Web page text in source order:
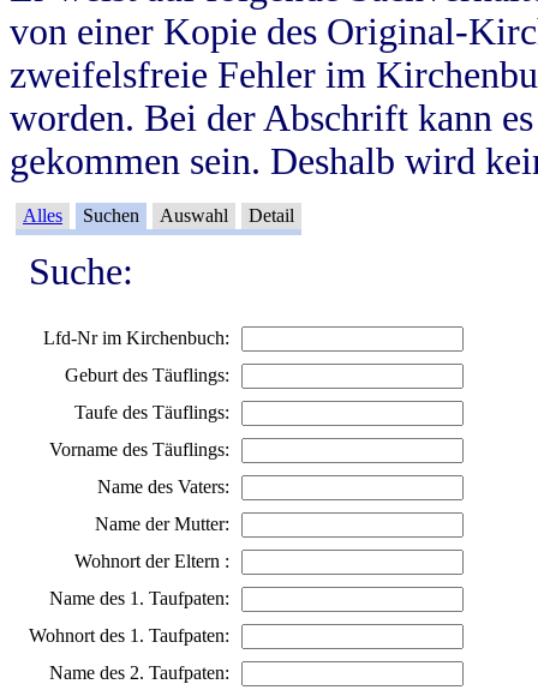
von einer Kopie des Original-
zweifelsfreie Fehler im
worden. Bei der Abschrift kann
gekommen sein. Deshalb wird
Alles Suchen Auswahl Detail
Suche:
Lfd-Nr im Kirchenbuch:
Geburt des Täuflings:
Taufe des Täuflings:
Vorname des Täuflings:
Name des Vaters:
Name der Mutter:
Wohnort der Eltern :
Name des 1. Taufpaten:
Wohnort des 1. Taufpaten:
Name des 2. Taufpaten: